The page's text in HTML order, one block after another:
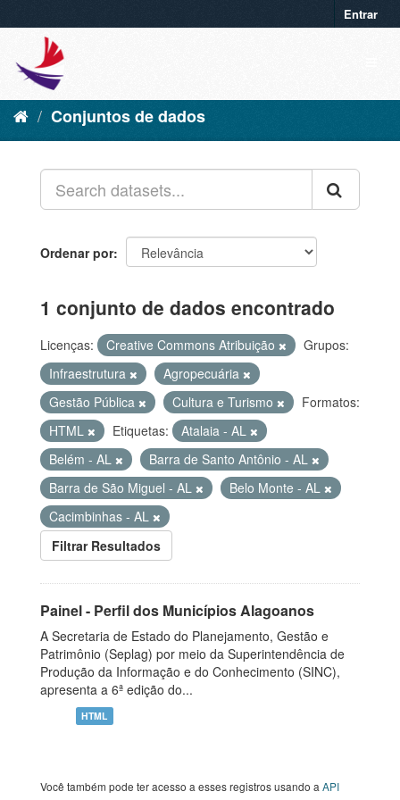
Entrar
Conjuntos de dados
Ordenar por
1 conjunto de dados encontrado
Licenças: Creative Commons Atribuição
Grupos:
Infraestrutura
Agropecuária
Gestão Pública
Cultura e Turismo
Formatos:
HTML
Etiquetas:
Atalaia - AL
Belém - AL
Barra de Santo Antônio - AL
Barra de São Miguel - AL
Belo Monte - AL
Cacimbinhas - AL
Filtrar Resultados
Painel - Perfil dos Municípios Alagoanos
A Secretaria de Estado do Planejamento, Gestão e
Patrimônio (Seplag) por meio da Superintendência de
Produção da Informação e do Conhecimento (SINC),
apresenta a 6ª edição do...
HTML
Você também pode ter acesso a esses registros usando a API